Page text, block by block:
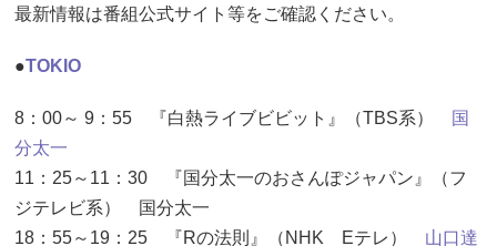
最新情報は番組公式サイト等をご確認ください。
●TOKIO
8：00～ 9：55 『白熱ライブビビット』（TBS系）
国
分太一
11：25～11：30 『国分太一のおさんぽジャパン』（フ
ジテレビ系） 国分太一
18：55～19：25 『Rの法則』（NHK Eテレ） 山口達